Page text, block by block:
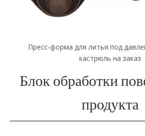
Пресс-форма для литья под
кастрюль на заказ
Блок обработки
продукта